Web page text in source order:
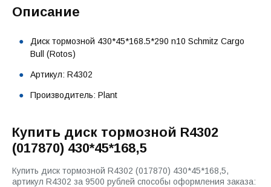
Описание
Диск тормозной 430*45*168.5*290 n10 Schmitz Cargo
Bull (Rotos)
Артикул: R4302
Производитель: Plant
Купить диск тормозной R4302
(017870) 430*45*168,5
Купить диск тормозной R4302 (017870) 430*45*168,5,
артикул R4302 за 9500 рублей способы оформления заказа: